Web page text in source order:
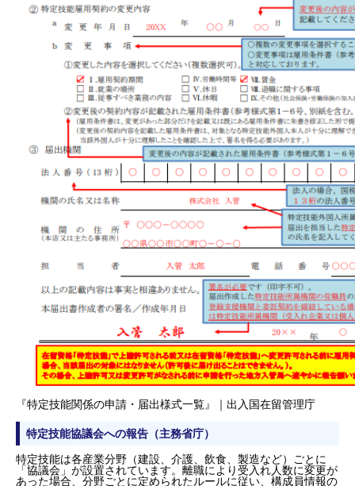
『特定技能関係の申請・届出様式一覧』｜出入国在留管理庁
特定技能協議会への報告（主務省庁）
特定技能は各産業分野（建設、介護、飲食、製造など）ごとに
「協議会」が設置されています。離職により受入れ人数に変更が
あった場合、分野ごとに定められたルールに従い、構成員情報の